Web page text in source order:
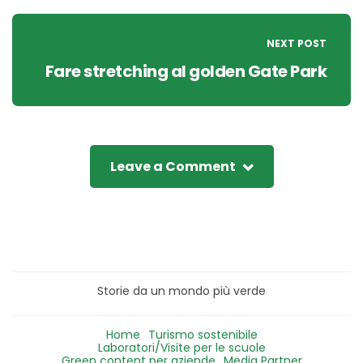
NEXT POST
Fare stretching al golden Gate Park
Leave a Comment
Storie da un mondo più verde
Home Turismo sostenibile
Laboratori/Visite per le scuole